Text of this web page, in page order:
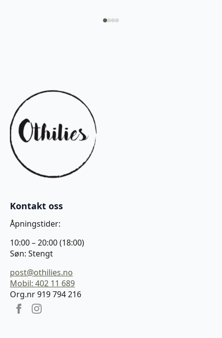
Kontakt oss
Åpningstider:
10:00 – 20:00 (18:00)
Søn: Stengt
post@othilies.no
Mobil: 402 11 689
Org.nr 919 794 216